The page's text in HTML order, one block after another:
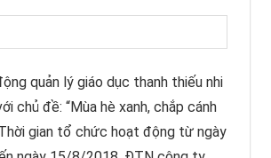
quản lý giáo dục thanh thiếu nhi
chủ đề: “Mùa hè xanh, chắp cánh
gian tổ chức hoạt động từ ngày